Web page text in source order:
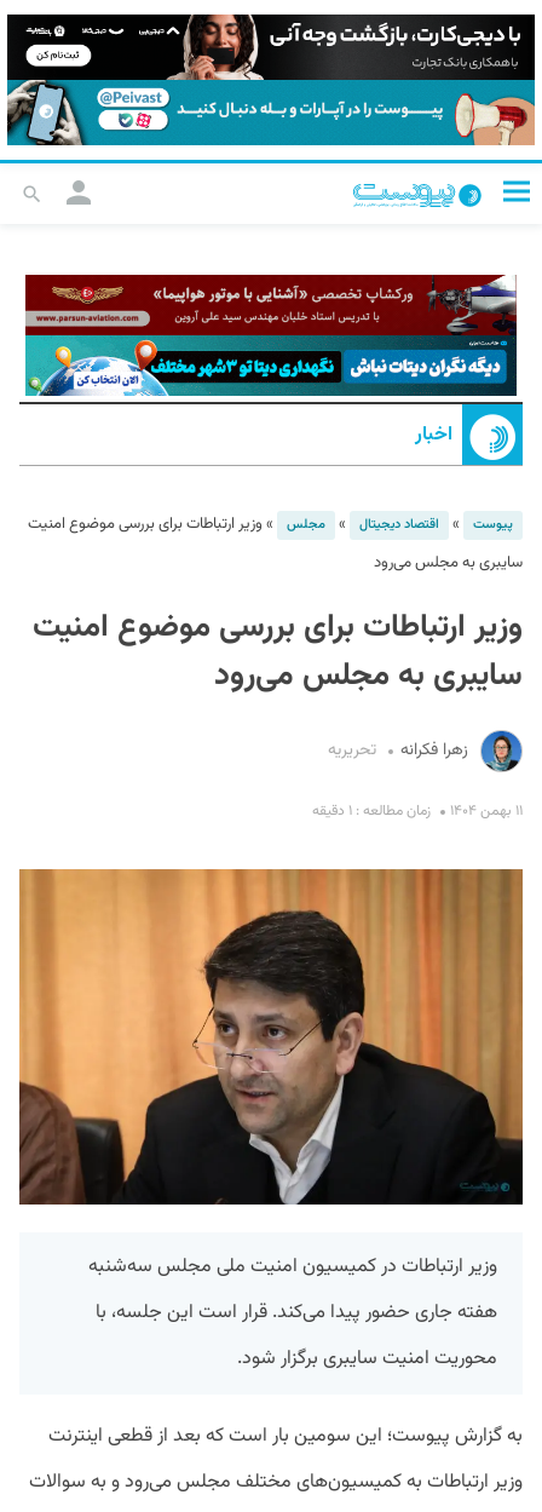
اخبار
پیوست » اقتصاد دیجیتال » مجلس » وزیر ارتباطات برای بررسی موضوع امنیت
سایبری به مجلس می‌رود
وزیر ارتباطات برای بررسی موضوع امنیت
سایبری به مجلس می‌رود
زهرا فکرانه تحریریه
۱۱ بهمن ۱۴۰۴ زمان مطالعه : ۱ دقیقه
وزیر ارتباطات در کمیسیون امنیت ملی مجلس سه‌شنبه
هفته جاری حضور پیدا می‌کند. قرار است این جلسه، با
محوریت امنیت سایبری برگزار شود.
به گزارش پیوست؛ این سومین بار است که بعد از قطعی اینترنت
وزیر ارتباطات به کمیسیون‌های مختلف مجلس می‌رود و به سوالات